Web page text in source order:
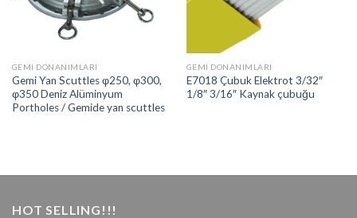
GEMI DONANIMLARI
Gemi Yan Scuttles φ250, φ300,
φ350 Deniz Alüminyum
Portholes / Gemide yan scuttles
GEMI DONANIMLARI
E7018 Çubuk Elektrot 3/32″
1/8″ 3/16″ Kaynak çubuğu
HOT SELLING!!!